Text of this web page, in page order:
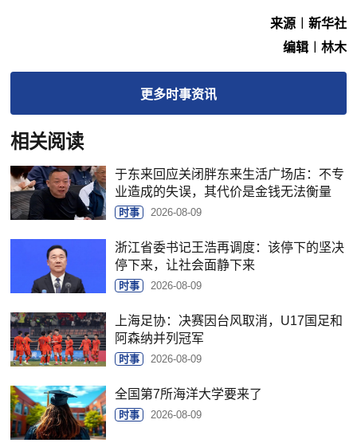
来源︱新华社
编辑︱林木
更多时事资讯
相关阅读
于东来回应关闭胖东来生活广场店：不专
业造成的失误，其代价是金钱无法衡量
时事 2026-08-09
浙江省委书记王浩再调度：该停下的坚决
停下来，让社会面静下来
时事 2026-08-09
上海足协：决赛因台风取消，U17国足和
阿森纳并列冠军
时事 2026-08-09
全国第7所海洋大学要来了
时事 2026-08-09